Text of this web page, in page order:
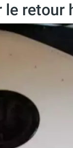
le retour